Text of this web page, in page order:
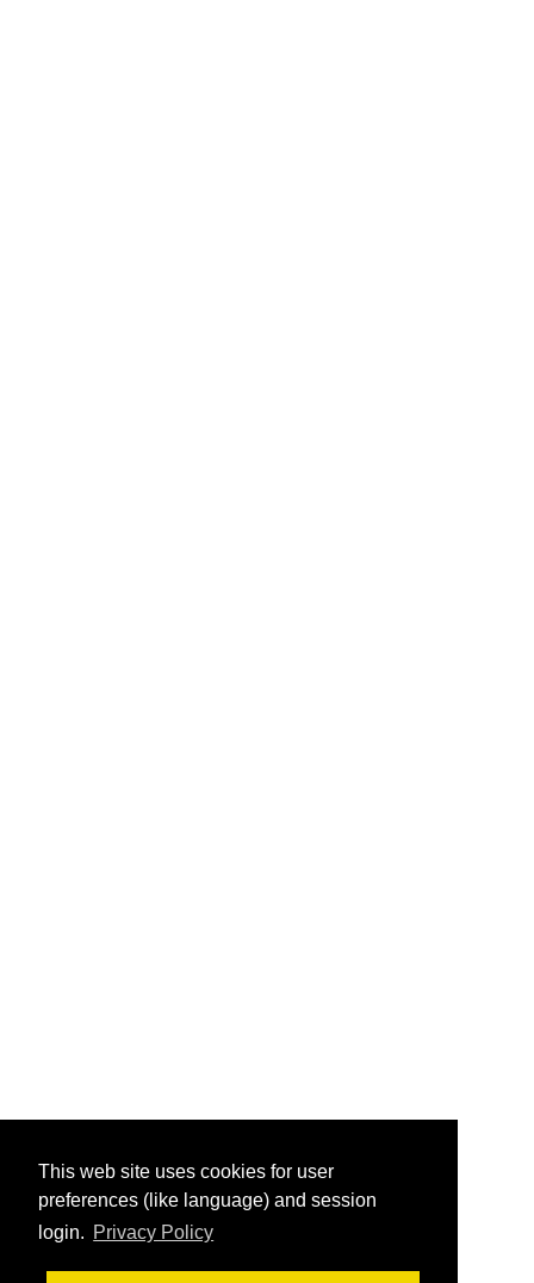
This web site uses cookies for user
preferences (like language) and session
login. Privacy Policy